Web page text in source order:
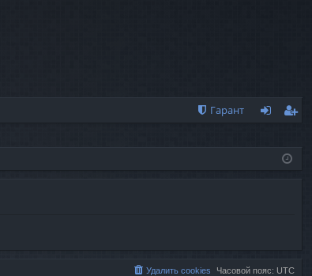
Гарант
ис
Часовой пояс: UTC
Удалить cookies